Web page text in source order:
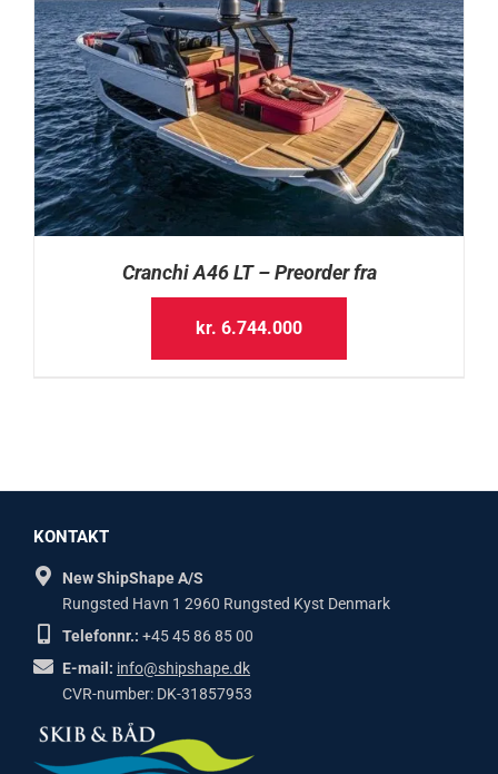
Cranchi A46 LT – Preorder fra
kr. 6.744.000
KONTAKT
New ShipShape A/S
Rungsted Havn 1 2960 Rungsted Kyst Denmark
Telefonnr.: +45 45 86 85 00
E-mail: info@shipshape.dk
CVR-number: DK-31857953